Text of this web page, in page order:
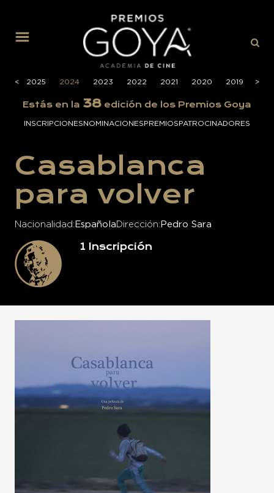
<
< 2025 2024 2023 2022 2021 2020 2019 2018
>
>
Estás en la 38 edición de los Premios Goya
INSCRIPCIONESNOMINACIONESPREMIOSPATROCINADORES
Casablanca
para volver
Nacionalidad Española Dirección Pedro Sara
1 Inscripción